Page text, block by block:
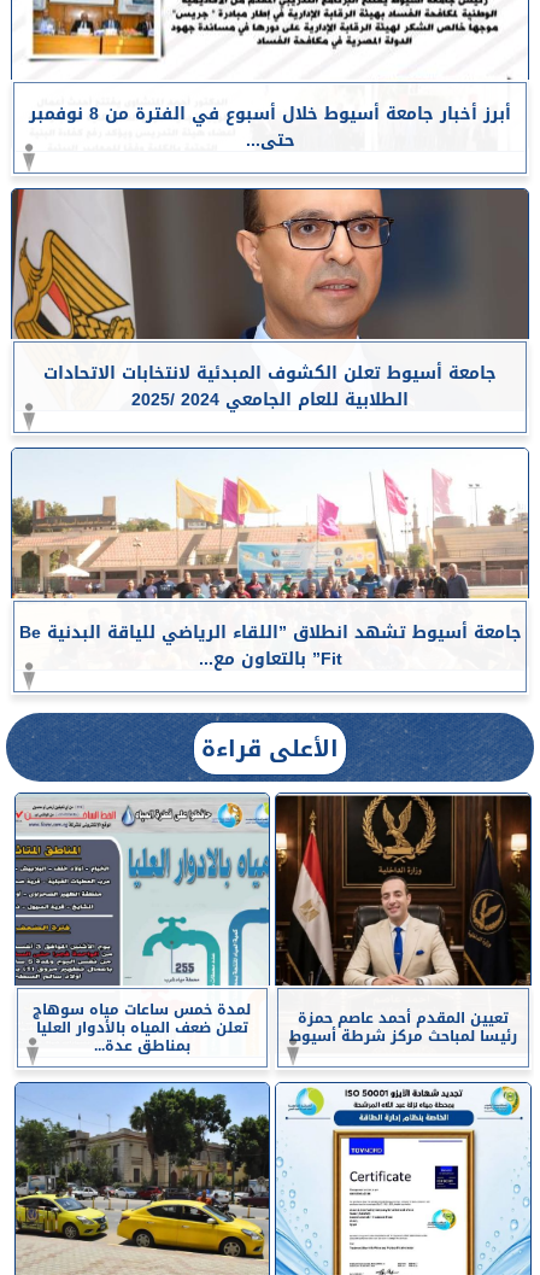
أبرز أخبار جامعة أسيوط خلال أسبوع في الفترة من 8 نوفمبر
حتى...
جامعة أسيوط تعلن الكشوف المبدئية لانتخابات الاتحادات
الطلابية للعام الجامعي 2024 /2025
جامعة أسيوط تشهد انطلاق ”اللقاء الرياضي للياقة البدنية Be
Fit” بالتعاون مع...
الأعلى قراءة
تعيين المقدم أحمد عاصم حمزة
رئيسا لمباحث مركز شرطة أسيوط
لمدة خمس ساعات مياه سوهاج
تعلن ضعف المياه بالأدوار العليا
بمناطق عدة...